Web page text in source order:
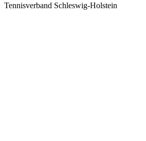
Tennisverband Schleswig-Holstein